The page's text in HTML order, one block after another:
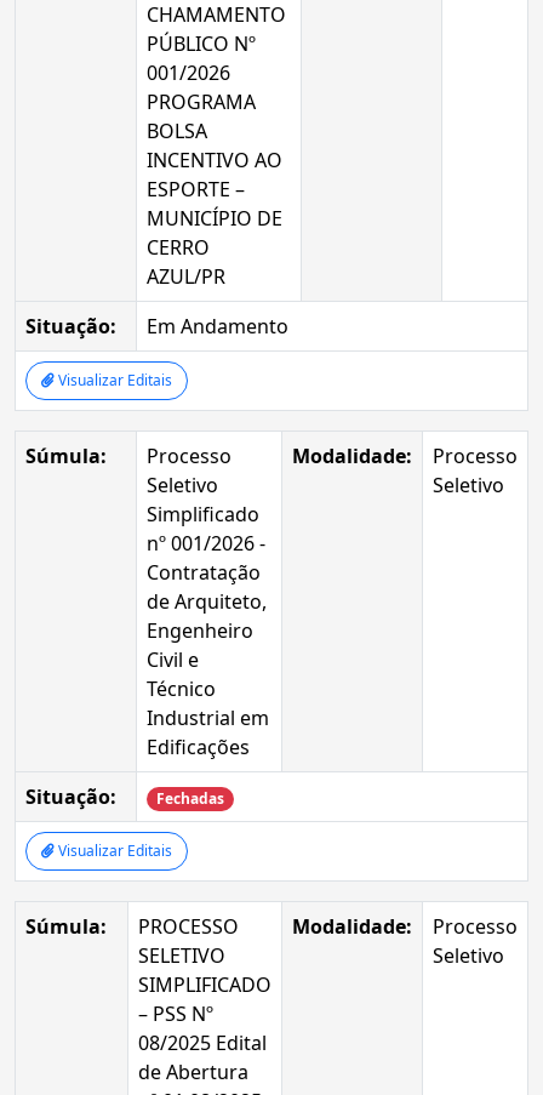
CHAMAMENTO
PÚBLICO Nº
001/2026
PROGRAMA
BOLSA
INCENTIVO AO
ESPORTE –
MUNICÍPIO DE
CERRO
AZUL/PR
Situação: Em Andamento
Visualizar Editais
Súmula:
Processo
Seletivo
Simplificado
nº 001/2026 -
Contratação
de Arquiteto,
Engenheiro
Civil e
Técnico
Industrial em
Edificações
Modalidade:
Processo
Seletivo
Situação: Fechadas
Visualizar Editais
Súmula:
PROCESSO
SELETIVO
SIMPLIFICADO
– PSS Nº
08/2025 Edital
de Abertura
Modalidade:
Processo
Seletivo